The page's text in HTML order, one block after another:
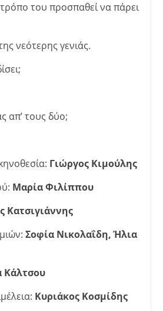
του προσπαθεί να πάρει
νεότερης γενιάς.
απ’ τους δύο;
Γιώργος Κιμούλης
Μαρία Φιλίππου
Κατσιγιάννης
Σοφία Νικολαΐδη, Ήλια
Κάλτσου
Κυριάκος Κοσµίδης